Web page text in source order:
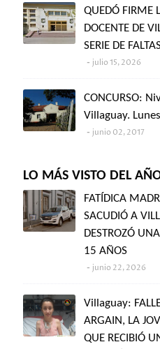
QUEDÓ FIRME
DOCENTE DE
SERIE DE
julio 15, 2026
CONCURSO:
Villaguay.
junio 02, 2017
LO MÁS VISTO DEL
FATÍDICA
SACUDIÓ A
DESTROZÓ
15 AÑOS
junio 22, 2026
Villaguay:
ARGAIN, LA
QUE RECIBIÓ